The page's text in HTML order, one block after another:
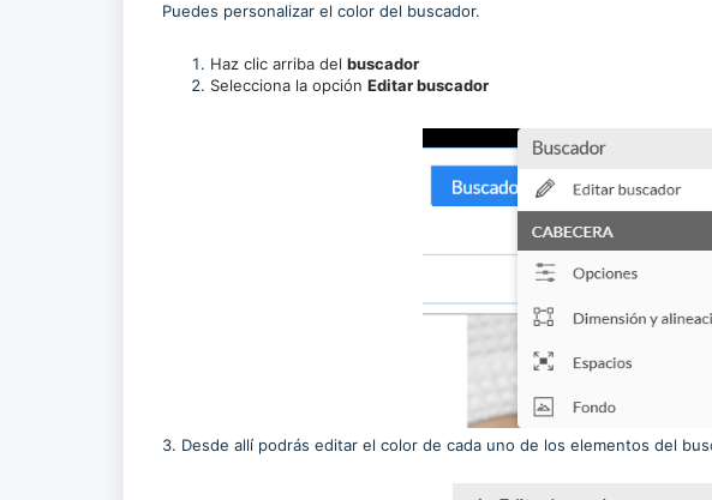
Puedes personalizar el color del buscador.
Haz clic arriba del buscador
Selecciona la opción Editar buscador
3. Desde allí podrás editar el color de cada uno de los elementos del